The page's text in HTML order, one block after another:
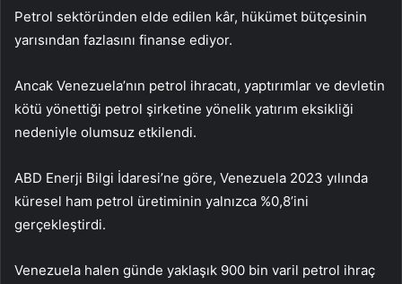
Petrol sektöründen elde edilen kâr, hükümet bütçesinin
yarısından fazlasını finanse ediyor.
Ancak Venezuela’nın petrol ihracatı, yaptırımlar ve devletin
kötü yönettiği petrol şirketine yönelik yatırım eksikliği
nedeniyle olumsuz etkilendi.
ABD Enerji Bilgi İdaresi’ne göre, Venezuela 2023 yılında
küresel ham petrol üretiminin yalnızca %0,8’ini
gerçekleştirdi.
Venezuela halen günde yaklaşık 900 bin varil petrol ihraç